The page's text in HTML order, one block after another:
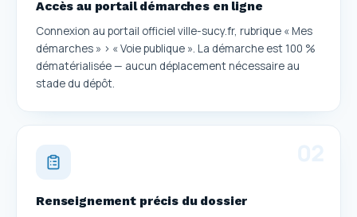
Accès au portail démarches en ligne
Connexion au portail officiel ville-sucy.fr, rubrique « Mes
démarches » > « Voie publique ». La démarche est 100 %
dématérialisée — aucun déplacement nécessaire au
stade du dépôt.
Renseignement précis du dossier